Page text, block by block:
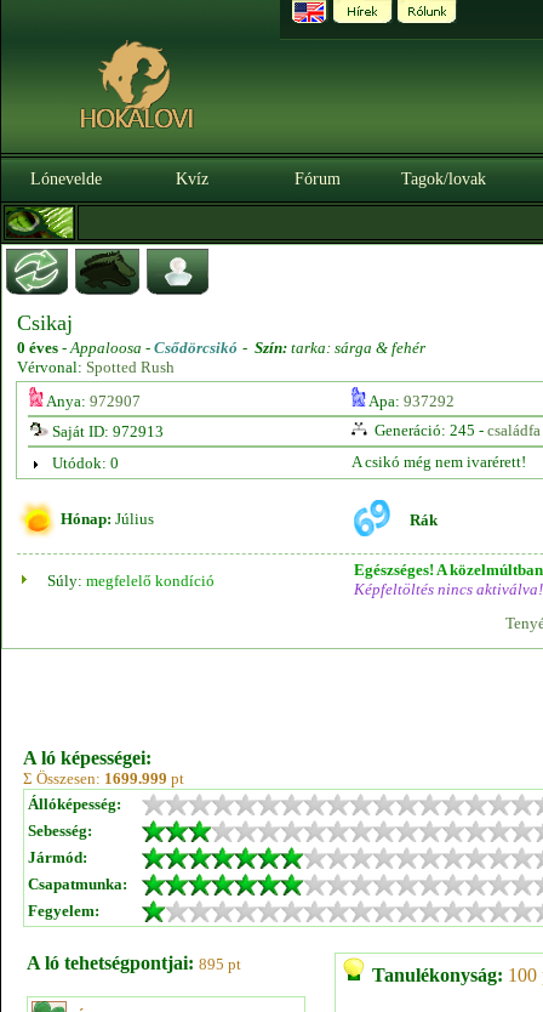
Lónevelde Kvíz Fórum Tagok/lovak
Csikaj
0 éves -Appaloosa - Csődörcsikó - Szín: tarka: sárga & fehér
Vérvonal: Spotted Rush
Anya: 972907 Apa: 937292
Saját ID: 972913
Generáció: 245 - családfa
Utódok: 0
A csikó még nem ivarérett!
Hónap: Július Rák
Súly: megfelelő kondíció
Egészséges! A
Képfeltöltés nincs aktiválva!
A ló képességei:
Σ Összesen: 1699.999 pt
Állóképesség:
Sebesség:
Jármód:
Csapatmunka:
Fegyelem:
A ló tehetségpontjai: 895 pt
Tanulékonyság: 100